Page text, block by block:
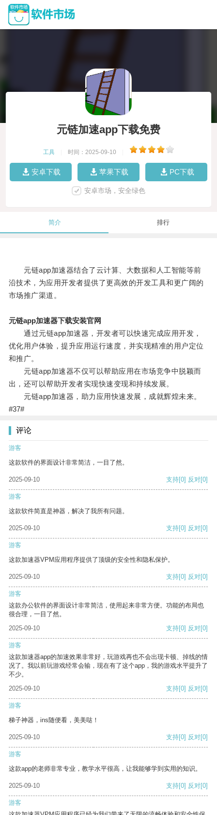
元链加速app下载免费
工具 时间：2025-09-10
安卓下载 苹果下载 PC下载
安卓市场，安全绿色
简介 排行
元链app加速器结合了云计算、大数据和人工智能等前
沿技术，为应用开发者提供了更高效的开发工具和更广阔的
市场推广渠道。
元链app加速器下载安装官网
通过元链app加速器，开发者可以快速完成应用开发，
优化用户体验，提升应用运行速度，并实现精准的用户定位
和推广。
元链app加速器不仅可以帮助应用在市场竞争中脱颖而
出，还可以帮助开发者实现快速变现和持续发展。
元链app加速器，助力应用快速发展，成就辉煌未来。
#37#
评论
游客
这款软件的界面设计非常简洁，一目了然。
2025-09-10 支持[0] 反对[0]
游客
这款软件简直是神器，解决了我所有问题。
2025-09-10 支持[0] 反对[0]
游客
这款加速器VPM应用程序提供了顶级的安全性和隐私保护。
2025-09-10 支持[0] 反对[0]
游客
这款办公软件的界面设计非常简洁，使用起来非常方便。功能的布局也
很合理，一目了然。
2025-09-10
支持[0] 反对[0]
游客
这款加速器app的加速效果非常好，玩游戏再也不会出现卡顿、掉线的情
况了。我以前玩游戏经常会输，现在有了这个app，我的游戏水平提升了
不少。
2025-09-10
支持[0] 反对[0]
游客
梯子神器，ins随便看，美美哒！
2025-09-10 支持[0] 反对[0]
游客
这款app的老师非常专业，教学水平很高，让我能够学到实用的知识。
2025-09-10 支持[0] 反对[0]
游客